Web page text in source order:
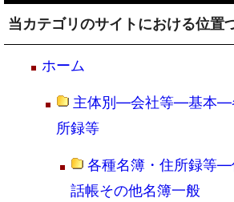
当カテゴリのサイトにおける位置
ホーム
主体別―会社等―基本―
所録等
各種名簿・住所録等―
話帳その他名簿一般